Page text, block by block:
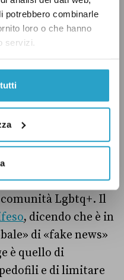
potrebbero combinarle
loro o che hanno
servizi.
in Ungheria
inserite
formazione
legati all’identità
di Orbán di
non
sui
Lgbtq+. Il
, dicendo che è in
di «fake news»
è quello di
e di limitare